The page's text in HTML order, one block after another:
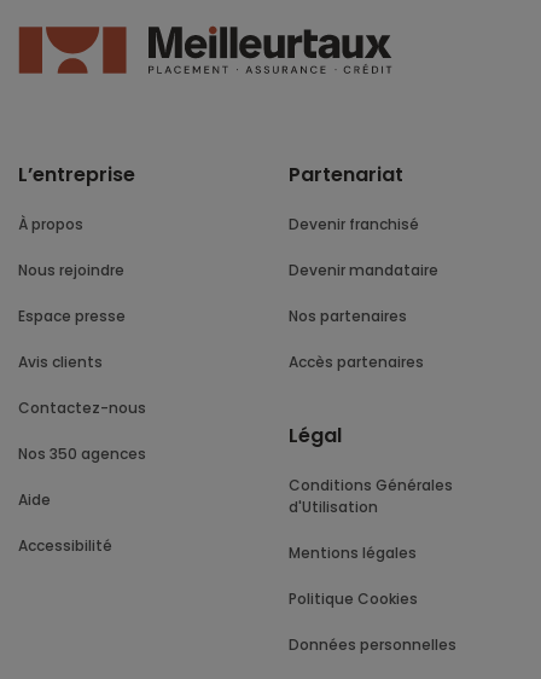
L’entreprise
À propos
Nous rejoindre
Espace presse
Avis clients
Contactez-nous
Nos 350 agences
Aide
Accessibilité
Partenariat
Devenir franchisé
Devenir mandataire
Nos partenaires
Accès partenaires
Légal
Conditions Générales
d'Utilisation
Mentions légales
Politique Cookies
Données personnelles